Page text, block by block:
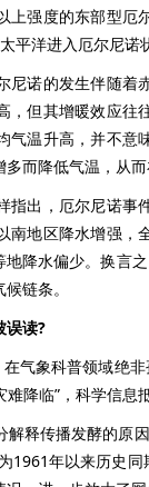
上强度的东部型
平洋进入厄尔尼诺
诺的发生伴随着
，但其增暖效应往
气温升高，并不
而降低气温，从
出，厄尔尼诺事
南地区降水增强
降水偏少。换言
链条。
误读?
象科普领域绝非
降临”，科学信息
释传播发酵的原
1961年以来历史